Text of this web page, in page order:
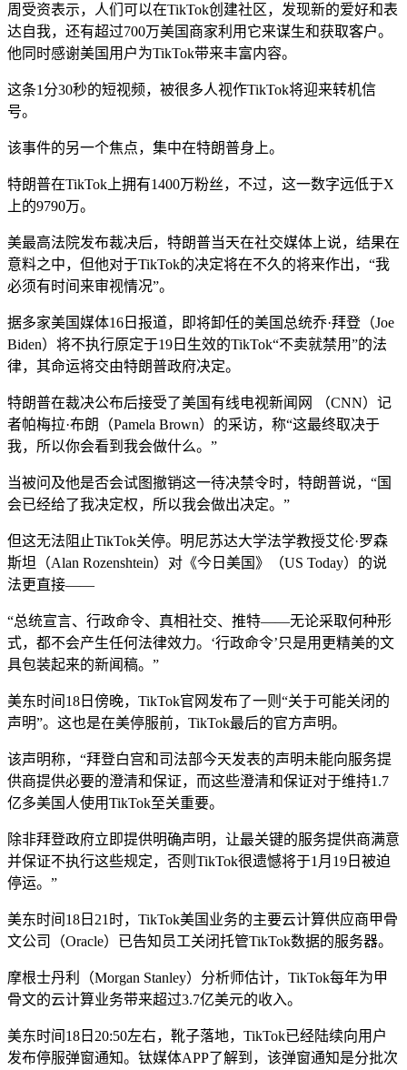
周受资表示，人们可以在TikTok创建社区，发现新的爱好和表
达自我，还有超过700万美国商家利用它来谋生和获取客户。
他同时感谢美国用户为TikTok带来丰富内容。
这条1分30秒的短视频，被很多人视作TikTok将迎来转机信
号。
该事件的另一个焦点，集中在特朗普身上。
特朗普在TikTok上拥有1400万粉丝，不过，这一数字远低于X
上的9790万。
美最高法院发布裁决后，特朗普当天在社交媒体上说，结果在
意料之中，但他对于TikTok的决定将在不久的将来作出，“我
必须有时间来审视情况”。
据多家美国媒体16日报道，即将卸任的美国总统乔·拜登（Joe
Biden）将不执行原定于19日生效的TikTok“不卖就禁用”的法
律，其命运将交由特朗普政府决定。
特朗普在裁决公布后接受了美国有线电视新闻网 （CNN）记
者帕梅拉·布朗（Pamela Brown）的采访，称“这最终取决于
我，所以你会看到我会做什么。”
当被问及他是否会试图撤销这一待决禁令时，特朗普说，“国
会已经给了我决定权，所以我会做出决定。”
但这无法阻止TikTok关停。明尼苏达大学法学教授艾伦·罗森
斯坦（Alan Rozenshtein）对《今日美国》（US Today）的说
法更直接——
“总统宣言、行政命令、真相社交、推特——无论采取何种形
式，都不会产生任何法律效力。‘行政命令’只是用更精美的文
具包装起来的新闻稿。”
美东时间18日傍晚，TikTok官网发布了一则“关于可能关闭的
声明”。这也是在美停服前，TikTok最后的官方声明。
该声明称，“拜登白宫和司法部今天发表的声明未能向服务提
供商提供必要的澄清和保证，而这些澄清和保证对于维持1.7
亿多美国人使用TikTok至关重要。
除非拜登政府立即提供明确声明，让最关键的服务提供商满意
并保证不执行这些规定，否则TikTok很遗憾将于1月19日被迫
停运。”
美东时间18日21时，TikTok美国业务的主要云计算供应商甲骨
文公司（Oracle）已告知员工关闭托管TikTok数据的服务器。
摩根士丹利（Morgan Stanley）分析师估计，TikTok每年为甲
骨文的云计算业务带来超过3.7亿美元的收入。
美东时间18日20:50左右，靴子落地，TikTok已经陆续向用户
发布停服弹窗通知。钛媒体APP了解到，该弹窗通知是分批次